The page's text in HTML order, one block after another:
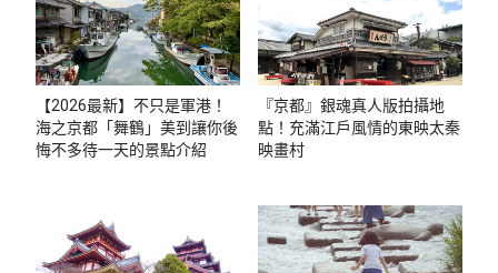
【2026最新】不只是軍港！
海之京都「舞鶴」美到讓你後
悔不多待一天的景點介紹
『京都』銀魂真人版拍攝地
點！充滿江戶風情的東映太秦
映畫村